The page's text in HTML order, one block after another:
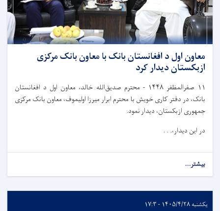
معاون اول د افغانستان بانک با معاون بانک مرکزی
ازبکستان دیدار کرد
۱۱ صفرالمظفر ۱۴۴۸ - محترم صدیق‌الله خالد، معاون اول د افغانستان
بانک، در دفتر کاری خویش با محترم ابرار میرزا اولیموف، معاون بانک مرکزی
جمهوری ازبکستان، دیدار نمود.
در این دیدار،. . .
بیشتر...
یکشنبه ۱۴۰۵/۴/۲۸ - ۱۷:۳